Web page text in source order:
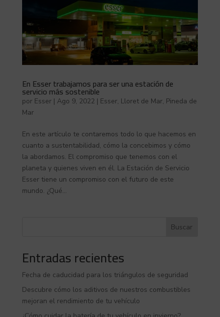
En Esser trabajamos para ser una estación de
servicio más sostenible
por Esser| Ago 9, 2022 | Esser, Lloret de Mar, Pineda de
Mar
En este artículo te contaremos todo lo que hacemos en
cuanto a sustentabilidad, cómo la concebimos y cómo
la abordamos. El compromiso que tenemos con el
planeta y quienes viven en él. La Estación de Servicio
Esser tiene un compromiso con el futuro de este
mundo. ¿Qué...
Buscar
Entradas recientes
Fecha de caducidad para los triángulos de seguridad
Descubre cómo los aditivos de nuestros combustibles
mejoran el rendimiento de tu vehículo